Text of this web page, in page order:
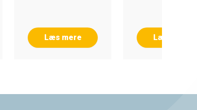
Læs mere Læs mere